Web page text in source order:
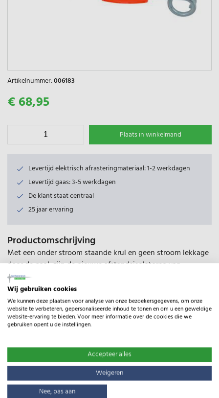
Artikelnummer:006183
€ 68,95
Plaats in winkelmand
Levertijd elektrisch afrasteringmateriaal: 1-2 werkdagen
Levertijd gaas: 3-5 werkdagen
De klant staat centraal
25 jaar ervaring
Productomschrijving
Met een onder stroom staande krul en geen stroom lekkage
door de paal, zijn de nieuwe afstandsisolatoren van
Gallagher een effectief en uiterst duurzame optie voor het
beschermen/beveiligen van bestaande afrasteringen. 10 jaar
productgarantie.
Beschermen van bestaande afrasteringen
10 jaar productgarantie
Specificaties
Wij gebruiken cookies
We kunnen deze plaatsen voor analyse van onze bezoekersgegevens, om onze
website te verbeteren, gepersonaliseerde inhoud te tonen en om u een geweldige
website-ervaring te bieden. Voor meer informatie over de cookies die we
gebruiken opent u de instellingen.
Accepteer alles
Weigeren
Nee, pas aan